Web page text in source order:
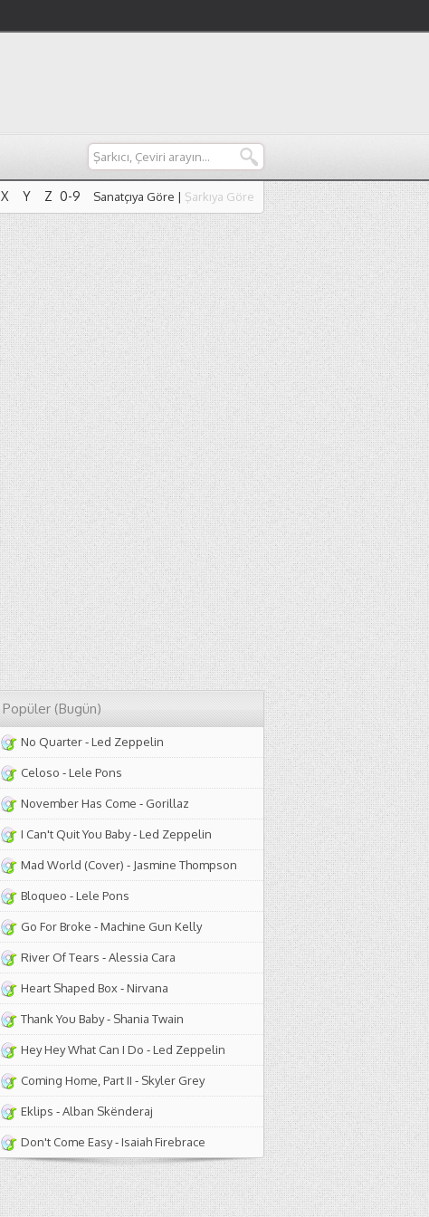
X Y Z 0-9
X Y Z 0-9
Sanatçıya Göre | Şarkıya Göre
Popüler (Bugün)
No Quarter-Led Zeppelin
Celoso -Lele Pons
November Has Come - Gorillaz
I Can't Quit You Baby-Led Zeppelin
Mad World (Cover) - Jasmine Thompson
Bloqueo -Lele Pons
Go For Broke -Machine Gun Kelly
River Of Tears -Alessia Cara
Heart Shaped Box-Nirvana
Thank You Baby- Shania Twain
Hey Hey What Can I Do -Led Zeppelin
Coming Home, Part II - Skyler Grey
Eklips -Alban Skënderaj
Don't Come Easy-Isaiah Firebrace